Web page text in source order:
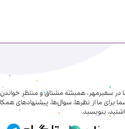
در سفیرمهر، همیشه مشتاق و منتظر
برای ما از نظرها، سوال‌ها، پیشنهادهای
بنویسید.